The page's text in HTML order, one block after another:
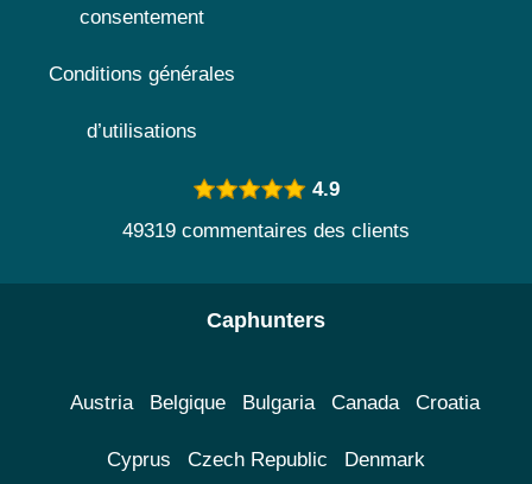
consentement
Conditions générales
d’utilisations
4.9
49319 commentaires des clients
Caphunters
Austria Belgique Bulgaria Canada Croatia
Cyprus Czech Republic Denmark